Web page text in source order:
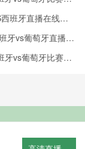
班牙直播在线观
牙vs葡萄牙直播免
牙vs葡萄牙比赛直